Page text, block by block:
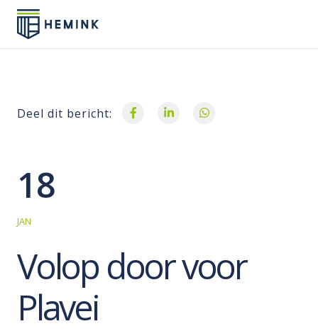
Deel dit bericht:
18
JAN
Volop door voor
Plavei